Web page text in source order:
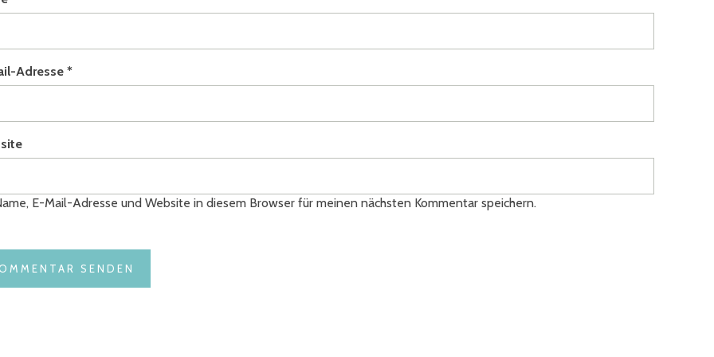
Adresse*
E-Mail-Adresse und Website in diesem Browser für meinen nächsten Kommentar speichern.